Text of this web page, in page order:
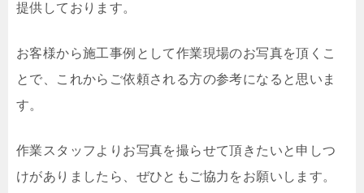
提供しております。
お客様から施工事例として作業現場のお写真を頂くこ
とで、これからご依頼される方の参考になると思いま
す。
作業スタッフよりお写真を撮らせて頂きたいと申しつ
けがありましたら、ぜひともご協力をお願いします。